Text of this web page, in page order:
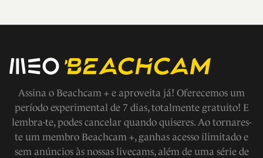
Assina o Beachcam + e aproveita já! Oferecemos um
período experimental de 7 dias, totalmente gratuito! E
lembra-te, podes cancelar quando quiseres. Ao tornares-
te um membro Beachcam +, ganhas acesso ilimitado e
sem anúncios às nossas livecams, além de uma série de